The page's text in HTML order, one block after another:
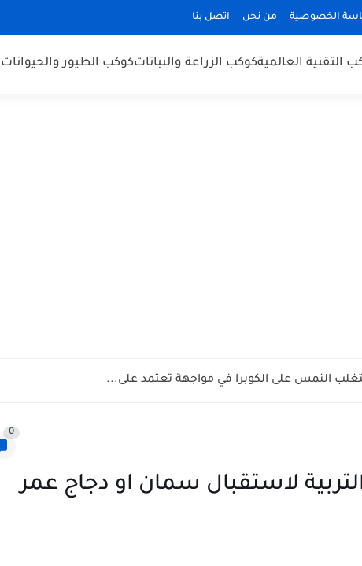
الخصوصية من نحن اتصل بنا
التقنية العالميةكوكب الزراعة والنباتاتكوكب الطيور والحيوانات
النمس على الكوبرا في مواجهة تعتمد على...
0
لاستقبال سمان او دجاج عمر